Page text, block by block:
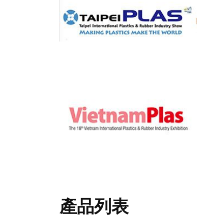
產品列表